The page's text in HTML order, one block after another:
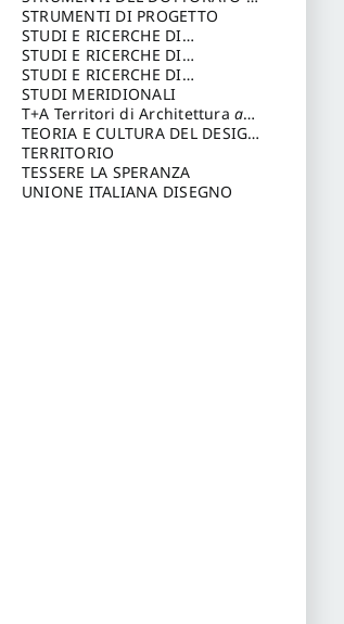
RICERCA IN RILIEVO E
RAPPRESENTAZIONE
DELL’ARCHITETTURA E
DELL’AMBIENTEa cura di:
Migliari Riccardo
STRUMENTI DI PROGETTO
STUDI E RICERCHE DI
ARCHEOLOGIA IN SICILIA
di: Pelagatti Paola
STUDI E RICERCHE DI
ARCHITETTURA del
Dipartimento di Architettura
Università degli Studi G. d'
Annunzio
STUDI E RICERCHE DI
ARCHITETTURA del
Dipartimento di Architettura
Università degli Studi G. d'
Annunzio, Chieti-Pescara
di: Fusero Paolo
STUDI MERIDIONALI
T+A Territori di Architetturaa
cura di: Ramazzotti Luigi
TEORIA E CULTURA DEL DESIGN
a cura di: Furlanis Giuseppe
TERRITORIO
TESSERE LA SPERANZA
UNIONE ITALIANA DISEGNO